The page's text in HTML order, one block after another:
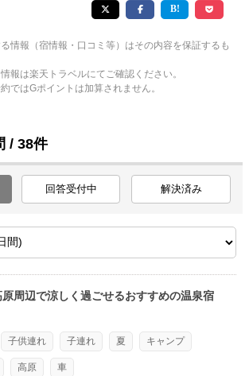
情報（宿情報・口コミ等）はその内容を保証するも
報は楽天トラベルにてご確認ください。
ではGポイントは加算されません。
/ 38件
回答受付中 解決済み
周辺で涼しく過ごせるおすすめの温泉宿
子供連れ 子連れ 夏 キャンプ
高原 車